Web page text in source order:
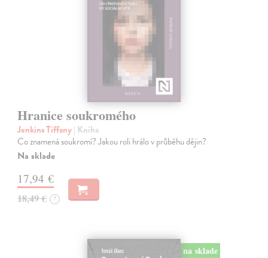
Hranice soukromého
Jenkins Tiffany| Kniha
Co znamená soukromí? Jakou roli hrálo v průběhu dějin?
Na sklade
17,94 €
18,49 € ?
na sklade